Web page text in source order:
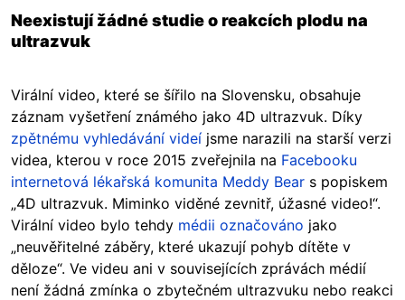
Neexistují žádné studie o reakcích plodu na
ultrazvuk
Virální video, které se šířilo na Slovensku, obsahuje
záznam vyšetření známého jako 4D ultrazvuk. Díky
zpětnému vyhledávání videí jsme narazili na starší verzi
videa, kterou v roce 2015 zveřejnila na Facebooku
internetová lékařská komunita Meddy Bear s popiskem
„4D ultrazvuk. Miminko viděné zevnitř, úžasné video!“.
Virální video bylo tehdy médii označováno jako
„neuvěřitelné záběry, které ukazují pohyb dítěte v
děloze“. Ve videu ani v souvisejících zprávách médií
není žádná zmínka o zbytečném ultrazvuku nebo reakci